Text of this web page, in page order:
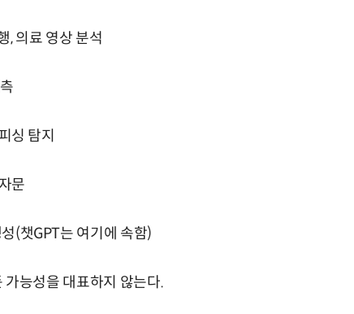
, 의료 영상 분석
싱 탐지
문
(챗GPT는 여기에 속함)
가능성을 대표하지 않는다.